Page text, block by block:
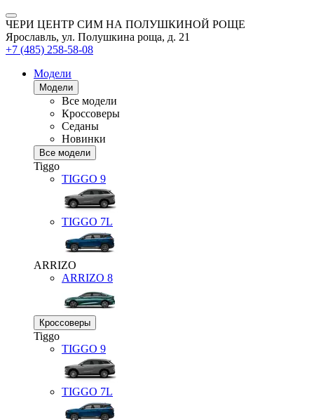
ЧЕРИ ЦЕНТР СИМ НА ПОЛУШКИНОЙ РОЩЕ
Ярославль, ул. Полушкина роща, д. 21
+7 (485) 258-58-08
Модели
Модели
Все модели
Кроссоверы
Седаны
Новинки
Все модели
Tiggo
TIGGO 9
TIGGO 7L
ARRIZO
ARRIZO 8
Кроссоверы
Tiggo
TIGGO 9
TIGGO 7L